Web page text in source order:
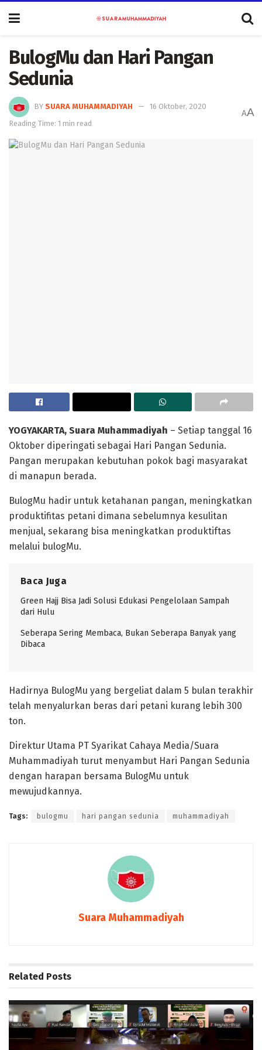
BulogMu dan Hari Pangan
Sedunia
BY SUARA MUHAMMADIYAH
16 Oktober, 2020
Reading Time: 1 min read
AA
YOGYAKARTA, Suara Muhammadiyah – Setiap tanggal 16
Oktober diperingati sebagai Hari Pangan Sedunia.
Pangan merupakan kebutuhan pokok bagi masyarakat
di manapun berada.
BulogMu hadir untuk ketahanan pangan, meningkatkan
produktifitas petani dimana sebelumnya kesulitan
menjual, sekarang bisa meningkatkan produktiftas
melalui bulogMu.
Baca Juga
Green Hajj Bisa Jadi Solusi Edukasi Pengelolaan Sampah
dari Hulu
Seberapa Sering Membaca, Bukan Seberapa Banyak yang
Dibaca
Hadirnya BulogMu yang bergeliat dalam 5 bulan terakhir
telah menyalurkan beras dari petani kurang lebih 300
ton.
Direktur Utama PT Syarikat Cahaya Media/Suara
Muhammadiyah turut menyambut Hari Pangan Sedunia
dengan harapan bersama BulogMu untuk
mewujudkannya.
Tags: bulogmu hari pangan sedunia muhammadiyah
Suara Muhammadiyah
Related Posts